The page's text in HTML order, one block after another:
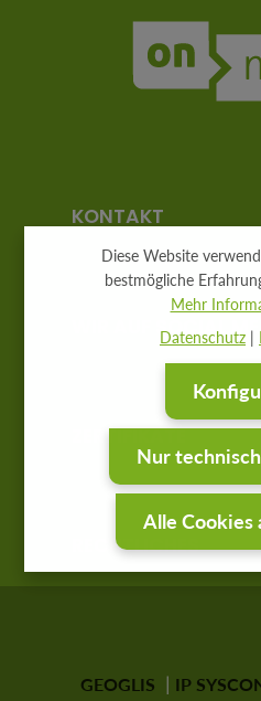
KONTAKT
WIR AUF SOCIAL
ZERTIFIKATE
RECHTLICHES
GEOGLIS IP
Diese Website
bestmögliche
Mehr
Datenschutz |
Nur
Alle Cookies